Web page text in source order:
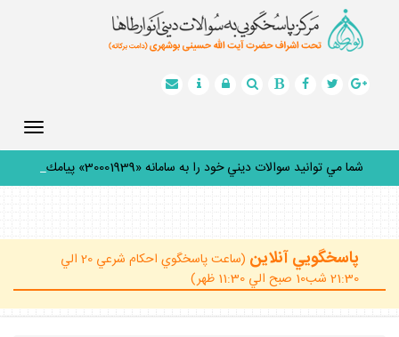
شما مي توانيد سوالات ديني خود را به سامانه «30001939» پيامك
كني_
پاسخگويي آنلاين
21:30 شب10 صبح الي 11:30 ظهر)